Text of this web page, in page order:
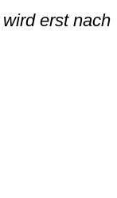
erst nach